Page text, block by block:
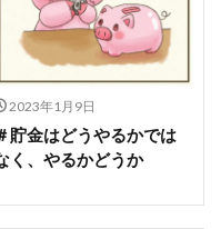
2023年1月9日
貯金はどうやるかでは
く、やるかどうか